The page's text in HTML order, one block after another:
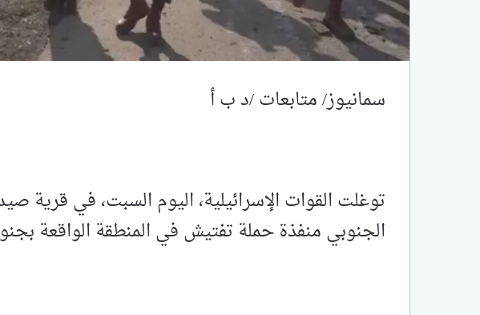
سمانيوز/ متابعات /د ب أ
توغلت القوات الإسرائيلية، اليوم السبت، في قرية
الجنوبي منفذة حملة تفتيش في ‏المنطقة الواقعة